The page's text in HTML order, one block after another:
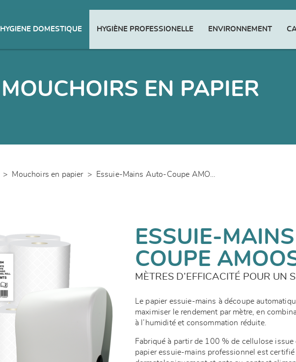
HYGIENE DOMESTIQUE HYGIÈNE PROFESSIONELLE ENVIRONNEMENT
MOUCHOIRS EN PAPIER
> Mouchoirs en papier >
ESSUIE-
COUPE
MÈTRES D’EFFICACITÉ POUR UN
Le papier essuie-mains à découpe
maximiser le rendement par mètre, en
à l’humidité et consommation réduite.
Fabriqué à partir de 100 % de cellulose
papier essuie-mains professionnel est